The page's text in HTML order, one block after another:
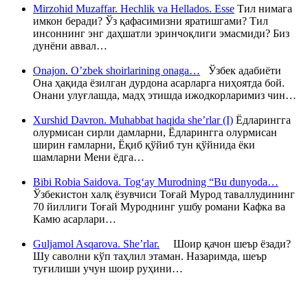
Mirzohid Muzaffar. Hechlik va Hellados. Esse Тил нимага
имкон беради? Ўз қафасимизни яратишгами? Тил
инсоннинг энг даҳшатли эринчоқлиги эмасмиди? Биз
дунёни аввал…
Onajon. O’zbek shoirlarining onaga… Ўзбек адабиёти
Она ҳақида ёзилган дурдона асарларга ниҳоятда бой.
Онани улуғлашда, мадҳ этишда ижодкорларимиз чин…
Xurshid Davron. Muhabbat haqida she’rlar (I) Ёдларингга
олурмисан сирли дамларни, Ёдларингга олурмисан
ширин ғамларни, Ёқиб қўйиб тун қўйнида ёки
шамларни Мени ёдга…
Bibi Robia Saidova. Tog‘ay Murodning “Bu dunyoda…
Ўзбекистон халқ ёзувчиси Тоғай Мурод таваллудининг
70 йиллиги Тоғай Муроднинг ушбу романи Кафка ва
Камю асарлари…
Guljamol Asqarova. She’rlar. Шоир қачон шеър ёзади?
Шу саволни кўп таҳлил этаман. Назаримда, шеър
туғилиши учун шоир руҳини…